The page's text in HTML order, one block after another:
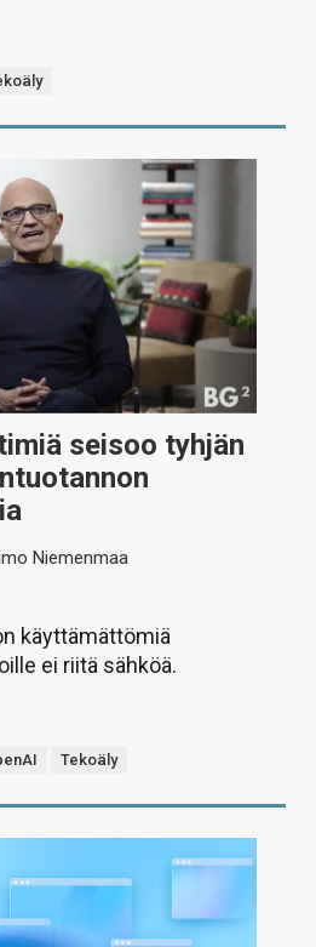
seisoo tyhjän
Niemenmaa
käyttämättömiä
ei riitä sähköä.
Tekoäly